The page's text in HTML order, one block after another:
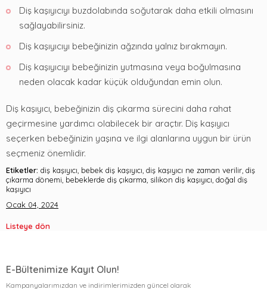
Diş kaşıyıcıyı buzdolabında soğutarak daha etkili olmasını
sağlayabilirsiniz.
Diş kaşıyıcıyı bebeğinizin ağzında yalnız bırakmayın.
Diş kaşıyıcıyı bebeğinizin yutmasına veya boğulmasına
neden olacak kadar küçük olduğundan emin olun.
Diş kaşıyıcı, bebeğinizin diş çıkarma sürecini daha rahat
geçirmesine yardımcı olabilecek bir araçtır. Diş kaşıyıcı
seçerken bebeğinizin yaşına ve ilgi alanlarına uygun bir ürün
seçmeniz önemlidir.
Etiketler: diş kaşıyıcı, bebek diş kaşıyıcı, diş kaşıyıcı ne zaman verilir, diş
çıkarma dönemi, bebeklerde diş çıkarma, silikon diş kaşıyıcı, doğal diş
kaşıyıcı
Ocak 04, 2024
Listeye dön
E-Bültenimize Kayıt Olun!
Kampanyalarımızdan ve indirimlerimizden güncel olarak